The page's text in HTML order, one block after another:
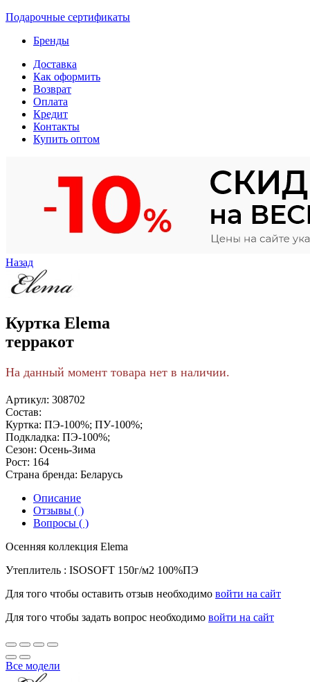
Подарочные сертификаты
Бренды
Доставка
Как оформить
Возврат
Оплата
Кредит
Контакты
Купить оптом
Назад
Куртка Elema
терракот
На данный момент товара нет в наличии.
Артикул: 308702
Состав:
Куртка: ПЭ-100%; ПУ-100%;
Подкладка: ПЭ-100%;
Сезон: Осень-Зима
Рост: 164
Страна бренда: Беларусь
Описание
Отзывы ( )
Вопросы ( )
Осенняя коллекция Elema
Утеплитель : ISOSOFT 150г/м2 100%ПЭ
Для того чтобы оставить отзыв необходимо войти на сайт
Для того чтобы задать вопрос необходимо войти на сайт
Все модели